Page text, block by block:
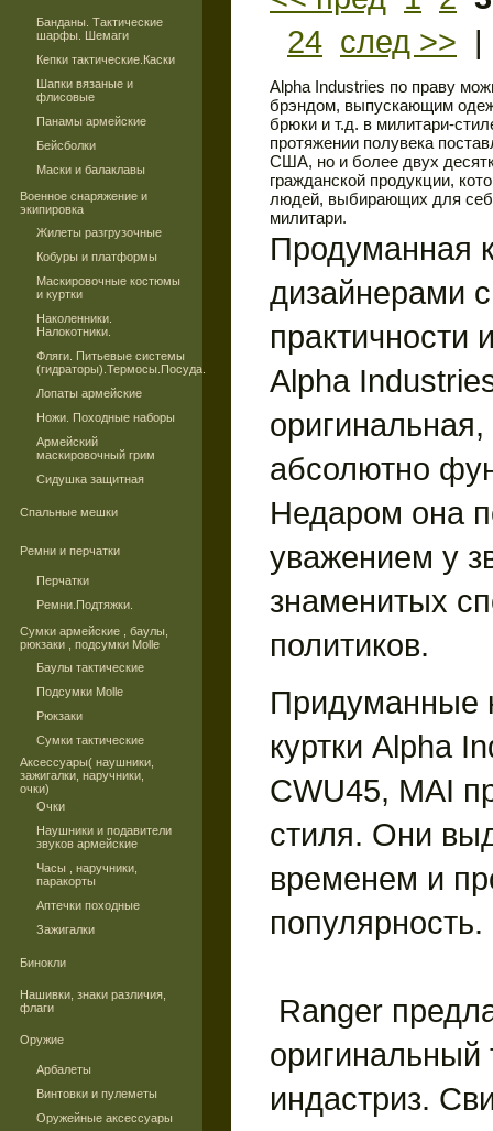
Банданы. Тактические
шарфы. Шемаги
Кепки тактические.Каски
Шапки вязаные и
флисовые
Панамы армейские
Бейсболки
Маски и балаклавы
Военное снаряжение и
экипировка
Жилеты разгрузочные
Кобуры и платформы
Маскировочные костюмы
и куртки
Наколенники.
Налокотники.
Фляги. Питьевые системы
(гидраторы).Термосы.Посуда.
Лопаты армейские
Ножи. Походные наборы
Армейский
маскировочный грим
Сидушка защитная
Спальные мешки
Ремни и перчатки
Перчатки
Ремни.Подтяжки.
Сумки армейские , баулы,
рюкзаки , подсумки Molle
Баулы тактические
Подсумки Molle
Рюкзаки
Сумки тактические
Аксессуары( наушники,
зажигалки, наручники,
очки)
Очки
Наушники и подавители
звуков армейские
Часы , наручники,
паракорты
Аптечки походные
Зажигалки
Бинокли
Нашивки, знаки различия,
флаги
Оружие
Арбалеты
Винтовки и пулеметы
Оружейные аксессуары
24 след >>
Alpha Industries по праву
брэндом, выпускающим
брюки и т.д. в милитари-
протяжении полувека
США, но и более двух
гражданской продукции,
людей, выбирающих для
милитари.
Продуманная
дизайнерами
практичности
Alpha
абсолютно
Недаром она
уважением у
знаменитых
политиков.
Придуманные
куртки Alpha
CWU45, MAI
стиля. Они
временем и
популярность.
Ranger
индастриз.